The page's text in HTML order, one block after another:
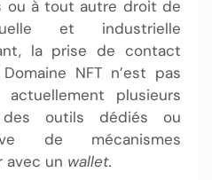
ou à tout autre droit de
et industrielle
la prise de contact
NFT n’est pas
plusieurs
outils dédiés ou
de mécanismes
avec un wallet.